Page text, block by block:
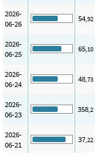
2026-
06-26
54,92
2026-
06-25
65,10
2026-
06-24
48,73
2026-
06-23
358,2
2026-
06-21
37,22